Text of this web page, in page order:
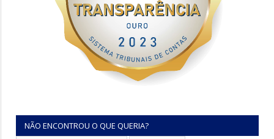
NÃO ENCONTROU O QUE QUERIA?